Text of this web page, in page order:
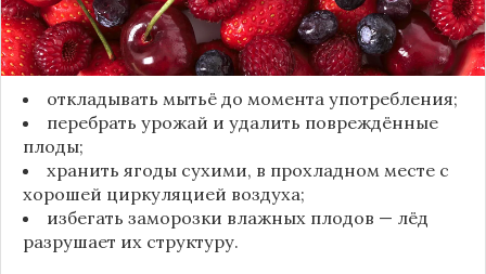
Чтобы ягоды сохранили свежесть, специалисты
рекомендуют:
откладывать мытьё до момента употребления;
перебрать урожай и удалить повреждённые
плоды;
хранить ягоды сухими, в прохладном месте с
хорошей циркуляцией воздуха;
избегать заморозки влажных плодов — лёд
разрушает их структуру.